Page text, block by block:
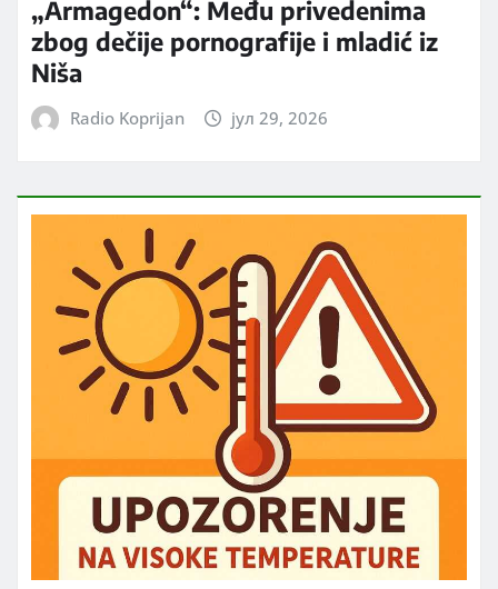
„Armagedon“: Među privedenima
zbog dečije pornografije i mladić iz
Niša
Radio Koprijan јул 29, 2026